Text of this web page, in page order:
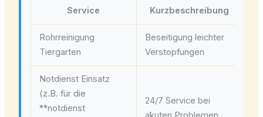
Service Kurzbeschreibung
Rohrreinigung
Tiergarten
Beseitigung leichter
Verstopfungen
Notdienst Einsatz
(z.B. für die
**notdienst
24/7 Service bei